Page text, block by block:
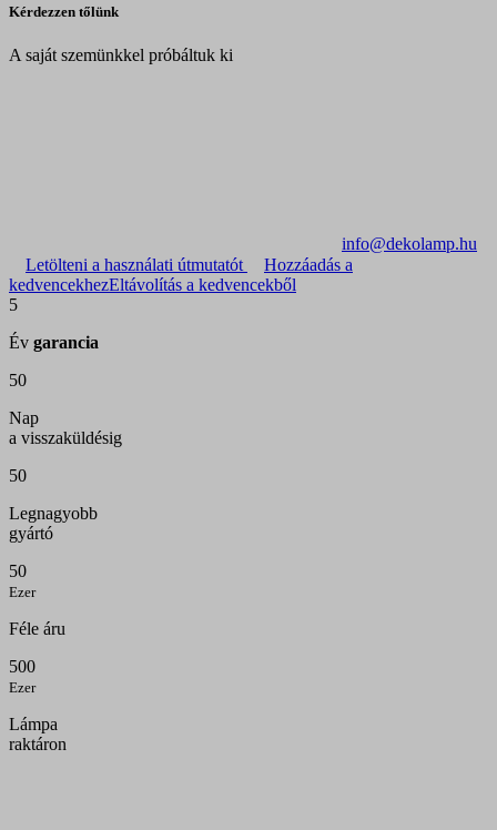
Kérdezzen tőlünk
A saját szemünkkel próbáltuk ki
info@dekolamp.hu
Letölteni a használati útmutatót
Hozzáadás a
kedvencekhezEltávolítás a kedvencekből
5
Év garancia
50
Nap
a visszaküldésig
50
Legnagyobb
gyártó
50
Ezer
Féle áru
500
Ezer
Lámpa
raktáron